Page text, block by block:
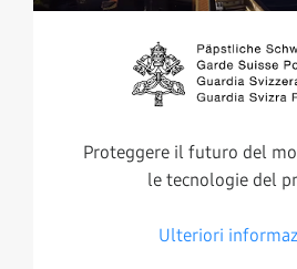
Proteggere il futuro del
le tecnologie del
Ulteriori